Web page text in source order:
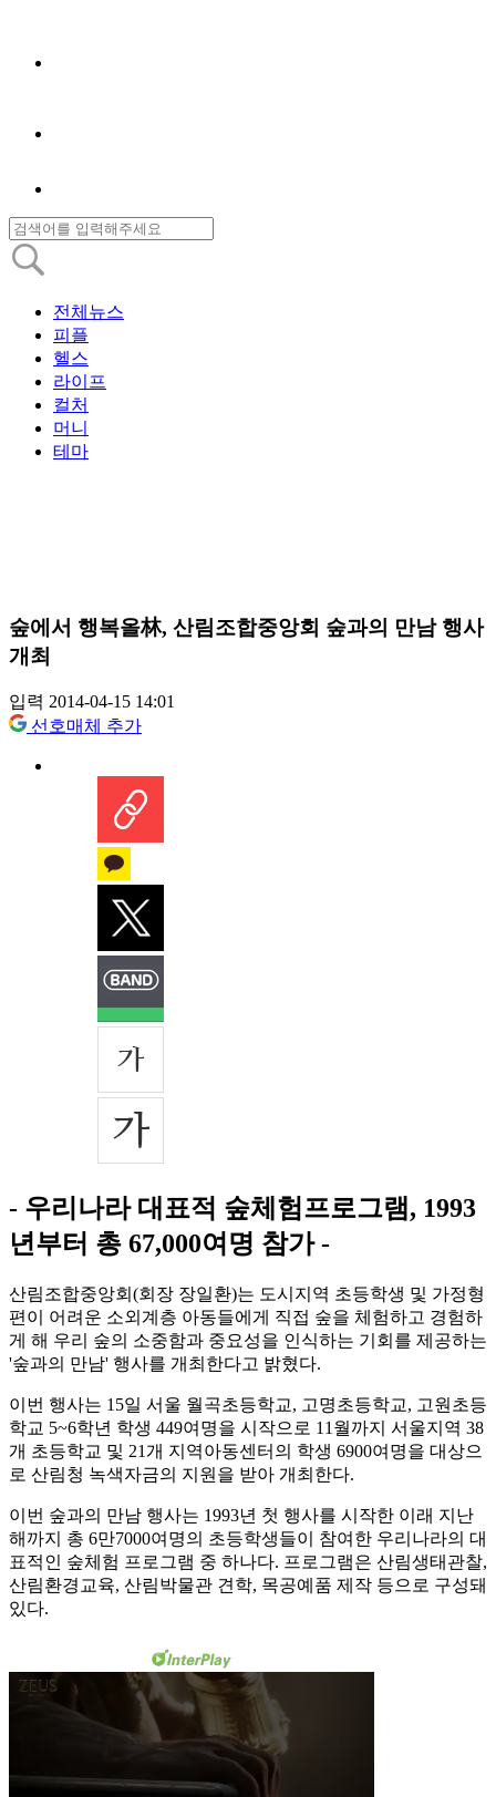
전체뉴스
피플
헬스
라이프
컬처
머니
테마
숲에서 행복올林, 산림조합중앙회 숲과의 만남 행사
개최
입력 2014-04-15 14:01
선호매체 추가
- 우리나라 대표적 숲체험프로그램, 1993
년부터 총 67,000여명 참가 -
산림조합중앙회(회장 장일환)는 도시지역 초등학생 및 가정형
편이 어려운 소외계층 아동들에게 직접 숲을 체험하고 경험하
게 해 우리 숲의 소중함과 중요성을 인식하는 기회를 제공하는
'숲과의 만남' 행사를 개최한다고 밝혔다.
이번 행사는 15일 서울 월곡초등학교, 고명초등학교, 고원초등
학교 5~6학년 학생 449여명을 시작으로 11월까지 서울지역 38
개 초등학교 및 21개 지역아동센터의 학생 6900여명을 대상으
로 산림청 녹색자금의 지원을 받아 개최한다.
이번 숲과의 만남 행사는 1993년 첫 행사를 시작한 이래 지난
해까지 총 6만7000여명의 초등학생들이 참여한 우리나라의 대
표적인 숲체험 프로그램 중 하나다. 프로그램은 산림생태관찰,
산림환경교육, 산림박물관 견학, 목공예품 제작 등으로 구성돼
있다.